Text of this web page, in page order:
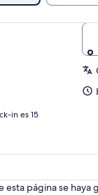
in es 15
esta página se